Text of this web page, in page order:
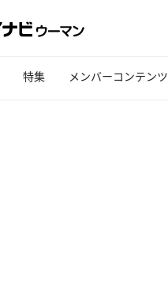
特集 メンバーコンテンツ